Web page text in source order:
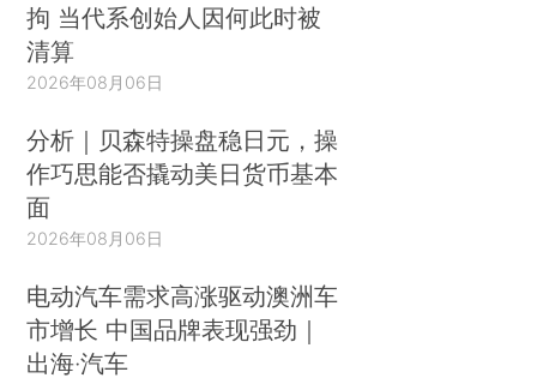
拘 当代系创始人因何此时被
清算
2026年08月06日
分析｜贝森特操盘稳日元，操
作巧思能否撬动美日货币基本
面
2026年08月06日
电动汽车需求高涨驱动澳洲车
市增长 中国品牌表现强劲｜
出海·汽车